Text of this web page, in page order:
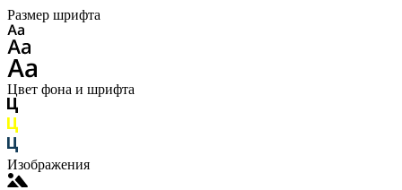
Размер шрифта
Цвет фона и шрифта
Изображения